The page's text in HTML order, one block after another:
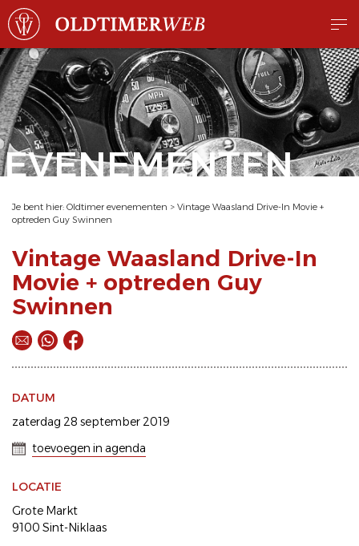
EVENEMENTEN
Je bent hier: Oldtimer evenementen > Vintage Waasland Drive-In Movie +
optreden Guy Swinnen
Vintage Waasland Drive-In
Movie + optreden Guy
Swinnen
DATUM
zaterdag 28 september 2019
toevoegen in agenda
LOCATIE
Grote Markt
9100 Sint-Niklaas